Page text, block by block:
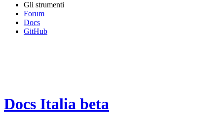
Gli strumenti
Forum
Docs
GitHub
Docs Italia beta